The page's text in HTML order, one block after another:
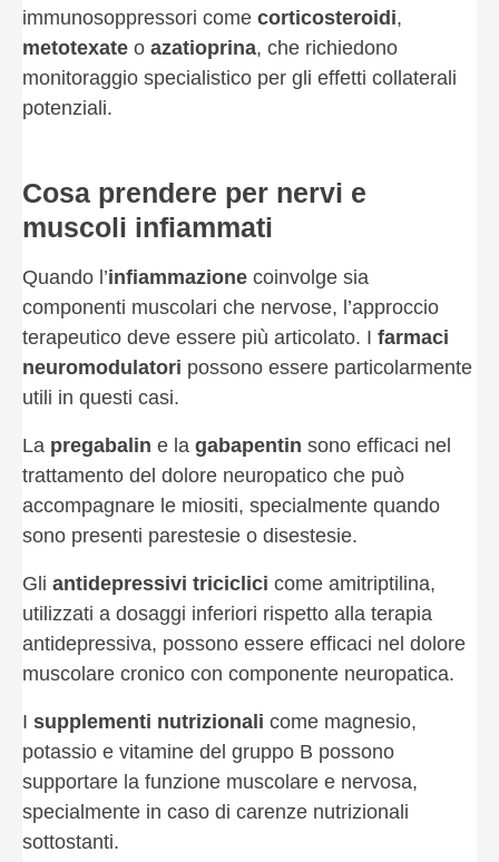
immunosoppressori come corticosteroidi,
metotexate o azatioprina, che richiedono
monitoraggio specialistico per gli effetti collaterali
potenziali.
Cosa prendere per nervi e
muscoli infiammati
Quando l’infiammazione coinvolge sia
componenti muscolari che nervose, l’approccio
terapeutico deve essere più articolato. I farmaci
neuromodulatori possono essere particolarmente
utili in questi casi.
La pregabalin e la gabapentin sono efficaci nel
trattamento del dolore neuropatico che può
accompagnare le miositi, specialmente quando
sono presenti parestesie o disestesie.
Gli antidepressivi triciclici come amitriptilina,
utilizzati a dosaggi inferiori rispetto alla terapia
antidepressiva, possono essere efficaci nel dolore
muscolare cronico con componente neuropatica.
I supplementi nutrizionali come magnesio,
potassio e vitamine del gruppo B possono
supportare la funzione muscolare e nervosa,
specialmente in caso di carenze nutrizionali
sottostanti.